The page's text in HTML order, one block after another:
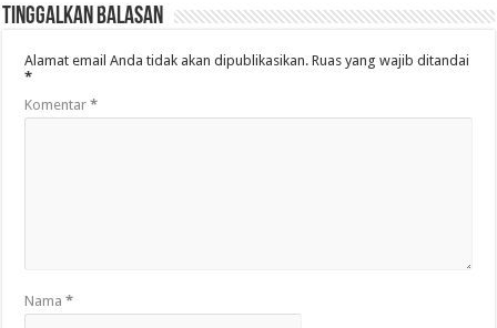
Tinggalkan Balasan
Alamat email Anda tidak akan dipublikasikan. Ruas yang wajib ditandai
*
Komentar*
Nama*